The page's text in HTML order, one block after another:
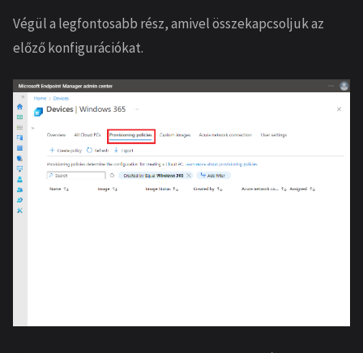
Végül a legfontosabb rész, amivel összekapcsoljuk az
előző konfigurációkat.